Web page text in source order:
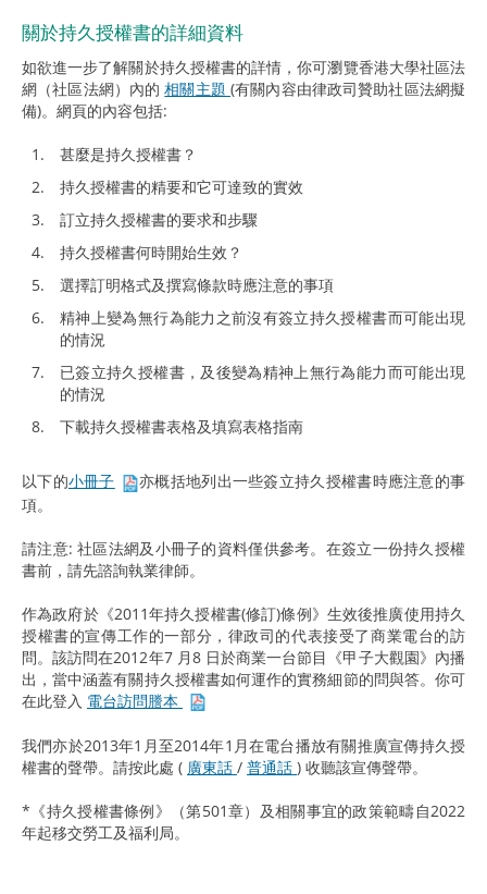
關於持久授權書的詳細資料
如欲進一步了解關於持久授權書的詳情，你可瀏覽香港大學社區法
網（社區法網）內的相關主題(有關內容由律政司贊助社區法網擬
備)。網頁的內容包括:
甚麼是持久授權書？
持久授權書的精要和它可達致的實效
訂立持久授權書的要求和步驟
持久授權書何時開始生效？
選擇訂明格式及撰寫條款時應注意的事項
精神上變為無行為能力之前沒有簽立持久授權書而可能出現
的情況
已簽立持久授權書，及後變為精神上無行為能力而可能出現
的情況
下載持久授權書表格及填寫表格指南
以下的小冊子
亦概括地列出一些簽立持久授權書時應注意的事
項。
請注意: 社區法網及小冊子的資料僅供參考。在簽立一份持久授權
書前，請先諮詢執業律師。
作為政府於《2011年持久授權書(修訂)條例》生效後推廣使用持久
授權書的宣傳工作的一部分，律政司的代表接受了商業電台的訪
問。該訪問在2012年7 月8 日於商業一台節目《甲子大觀園》內播
出，當中涵蓋有關持久授權書如何運作的實務細節的問與答。你可
在此登入 電台訪問謄本
我們亦於2013年1月至2014年1月在電台播放有關推廣宣傳持久授
權書的聲帶。請按此處 ( 廣東話 / 普通話 ) 收聽該宣傳聲帶。
*《持久授權書條例》（第501章）及相關事宜的政策範疇自2022
年起移交勞工及福利局。